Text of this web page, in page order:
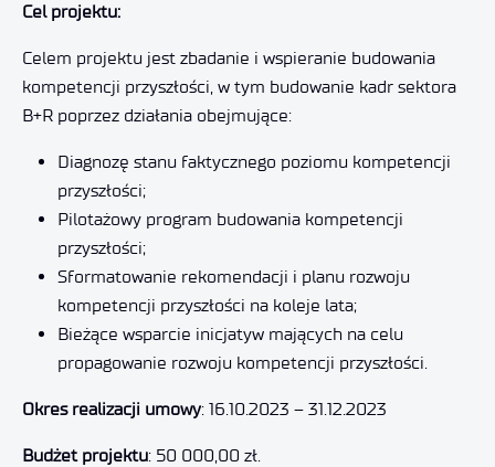
Cel projektu:
Celem projektu jest zbadanie і wspieranie budowania
kompetencji przyszłości, w tym budowanie kadr sektora
B+R poprzez działania obejmujące:
Diagnozę stanu faktycznego poziomu kompetencji
przyszłości;
Pilotażowy program budowania kompetencji
przyszłości;
Sformatowanie rekomendacji i planu rozwoju
kompetencji przyszłości na koleje lata;
Bieżące wsparcie inicjatyw mających na celu
propagowanie rozwoju kompetencji przyszłości.
Okres realizacji umowy: 16.10.2023 – 31.12.2023
Budżet projektu: 50 000,00 zł.